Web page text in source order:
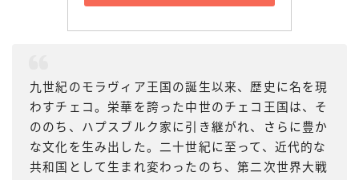
九世紀のモラヴィア王国の誕生以来、歴史に名を現
わすチェコ。栄華を誇った中世のチェコ王国は、そ
ののち、ハプスブルク家に引き継がれ、さらに豊か
な文化を生み出した。二十世紀に至って、近代的な
共和国として生まれ変わったのち、第二次世界大戦